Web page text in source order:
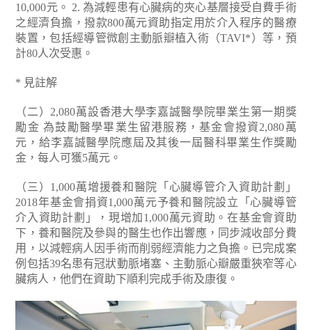
10,000元。 2. 為減輕患有心臟病的夾心基層接受自費手術
之經濟負擔，撥款800萬元資助指定用於介入程序的醫療
裝置，包括經導管微創主動脈瓣植入術（TAVI*）等，預
計80人次受惠。
* 見註解
（二）2,080萬設香港大學李嘉誠醫學院畢業生第一期獎
勵金 為鼓勵醫學畢業生留港服務，基金會撥資2,080萬
元，給李嘉誠醫學院應屆及其後一屆醫科畢業生作獎勵
金，每人可獲5萬元。
（三）1,000萬增援養和醫院「心臟導管介入資助計劃」
2018年基金會捐資1,000萬元予養和醫院設立「心臟導管
介入資助計劃」，現增加1,000萬元資助。在基金會資助
下，養和醫院及參與的醫生也作出響應，同步減收部分費
用，以減輕病人因手術而削弱經濟能力之負擔。已完成案
例包括39名患有冠狀動脈堵塞、主動脈心瓣嚴重狹窄等心
臟病人，他們在資助下順利完成手術及康復。